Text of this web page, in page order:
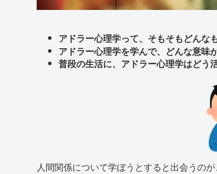
アドラー心理学って、そもそもどんな
アドラー心理学を学んで、どんな意味
普段の生活に、アドラー心理学はどう
人間関係について学ぼうとすると出会うのが